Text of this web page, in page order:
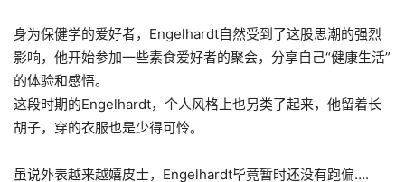
身为保健学的爱好者，Engelhardt自然受到了这股思潮的强烈
影响，他开始参加一些素食爱好者的聚会，分享自己“健康生活”
的体验和感悟。
这段时期的Engelhardt，个人风格上也另类了起来，他留着长
胡子，穿的衣服也是少得可怜。
虽说外表越来越嬉皮士，Engelhardt毕竟暂时还没有跑偏….